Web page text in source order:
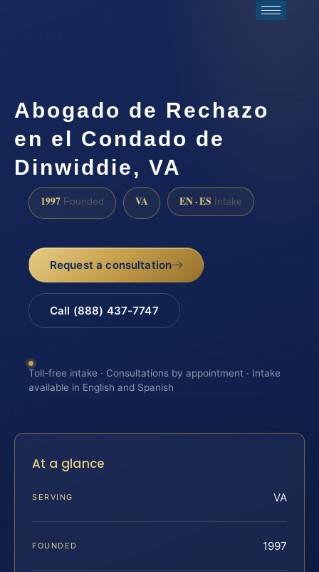
Abogado de Rechazo
en el Condado de
Dinwiddie, VA
1997 Founded VA EN · ES Intake
Request a consultation
Call (888) 437-7747
Toll-free intake · Consultations by appointment · Intake
available in English and Spanish
At a glance
SERVING VA
FOUNDED 1997